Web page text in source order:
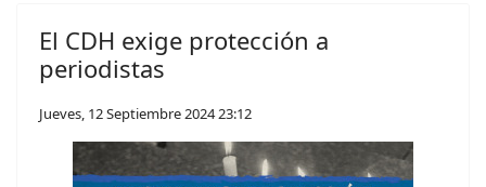
El CDH exige protección a
periodistas
Jueves, 12 Septiembre 2024 23:12